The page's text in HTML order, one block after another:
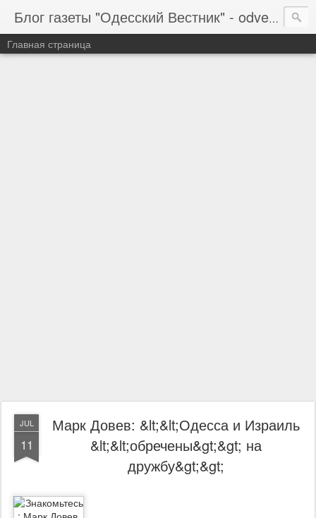
Блог газеты "Одесский Вестник" - odvestnik.com.ua, odvestnik.com
Главная страница
JUL
11
Марк Довев: &lt;&lt;Одесса и Израиль
&lt;&lt;обречены&gt;&gt; на
дружбу&gt;&gt;